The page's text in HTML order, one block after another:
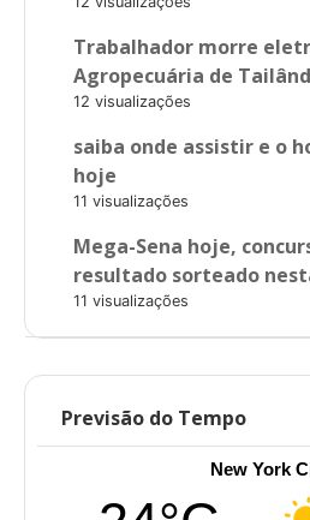
Trabalhador morre
Agropecuária de
12 visualizações
saiba onde assistir e o
hoje
11 visualizações
Mega-Sena hoje,
resultado sorteado
11 visualizações
Previsão do Tempo
New York